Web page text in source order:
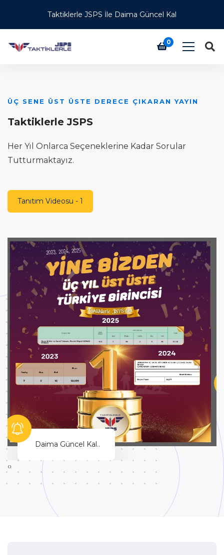
Taktiklerle JSPS İle Daima Güncel Kal
0
SINAV DUYURUSUNA KADAR GÜNCEL TUTMA
Bu Sıralamaya Girmek İçin Tek Eksiğin Çalışmamak
Tanıtım Videosu - 2
Hayallerinin Peşinden Git!
‹›